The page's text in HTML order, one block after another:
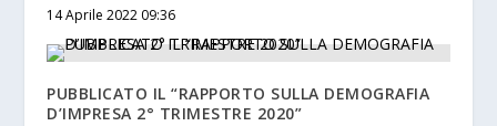
14 Aprile 2022 09:36
PUBBLICATO IL “RAPPORTO SULLA DEMOGRAFIA
D’IMPRESA 2° TRIMESTRE 2020”